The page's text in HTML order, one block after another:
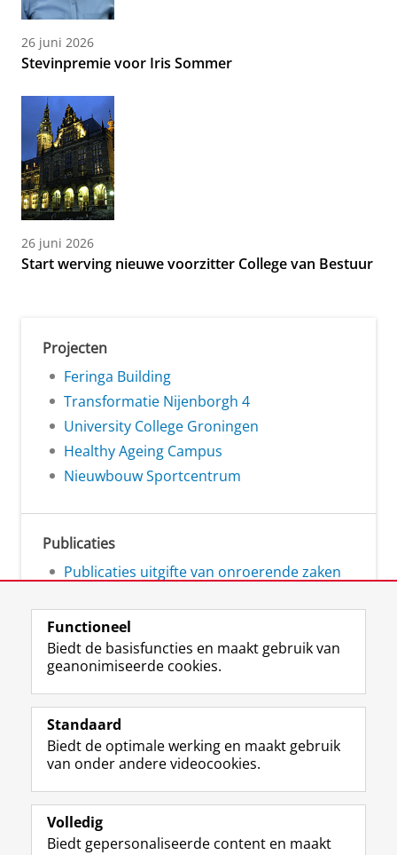
26 juni 2026
Stevinpremie voor Iris Sommer
26 juni 2026
Start werving nieuwe voorzitter College van Bestuur
Projecten
Feringa Building
Transformatie Nijenborgh 4
University College Groningen
Healthy Ageing Campus
Nieuwbouw Sportcentrum
Publicaties
Publicaties uitgifte van onroerende zaken
Volg ons op
L
i
k
e
I
-
Studiekiezers
Alumni
Over ons
Functioneel
Biedt de basisfuncties en maakt gebruik van
geanonimiseerde cookies.
Standaard
Biedt de optimale werking en maakt gebruik
van onder andere videocookies.
Volledig
Biedt gepersonaliseerde content en maakt